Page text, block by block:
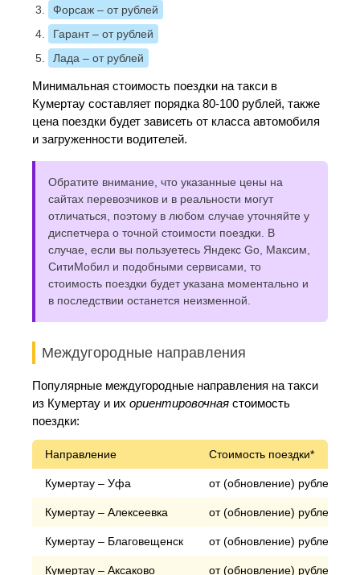
Форсаж – от рублей
Гарант– от рублей
Лада – от рублей
Минимальная стоимость поездки на такси в
Кумертау составляет порядка 80-100 рублей, также
цена поездки будет зависеть от класса автомобиля
и загруженности водителей.
Обратите внимание, что указанные цены на
сайтах перевозчиков и в реальности могут
отличаться, поэтому в любом случае уточняйте у
диспетчера о точной стоимости поездки. В
случае, если вы пользуетесь Яндекс Go, Максим,
СитиМобил и подобными сервисами, то
стоимость поездки будет указана моментально и
в последствии останется неизменной.
Междугородные направления
Популярные междугородные направления на такси
из Кумертау и их ориентировочная стоимость
поездки:
Направление Стоимость поездки*
Кумертау – Уфа от (обновление) рублей
Кумертау – Алексеевка от (обновление) рублей
Кумертау – Благовещенск от (обновление) рублей
Кумертау – Аксаково от (обновление) рублей